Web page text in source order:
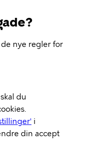
nye regler for
du
i
din accept